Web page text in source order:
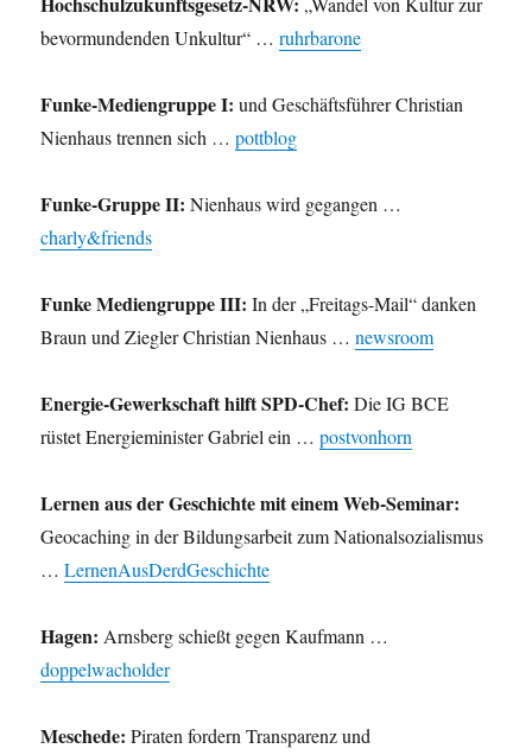
bevormundenden Unkultur“ …ruhrbarone
Funke-Mediengruppe I: und Geschäftsführer Christian
Nienhaus trennen sich …pottblog
Funke-Gruppe II: Nienhaus wird gegangen …
charly&friends
Funke Mediengruppe III: In der „Freitags-Mail“ danken
Braun und Ziegler Christian Nienhaus …newsroom
Energie-Gewerkschaft hilft SPD-Chef: Die IG BCE
rüstet Energieminister Gabriel ein …postvonhorn
Lernen aus der Geschichte mit einem Web-Seminar:
Geocaching in der Bildungsarbeit zum Nationalsozialismus
…LernenAusDerdGeschichte
Hagen: Arnsberg schießt gegen Kaufmann …
doppelwacholder
Meschede: Piraten fordern Transparenz und